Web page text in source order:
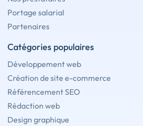
Portage salarial
Partenaires
Catégories populaires
Développement web
Création de site e-commerce
Référencement SEO
Rédaction web
Design graphique